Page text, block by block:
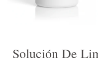
Solución De